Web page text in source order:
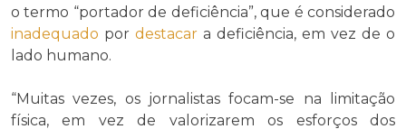
o termo “portador de deficiência”, que é considerado
inadequado por destacar a deficiência, em vez de o
lado humano.
“Muitas vezes, os jornalistas focam-se na limitação
física, em vez de valorizarem os esforços dos